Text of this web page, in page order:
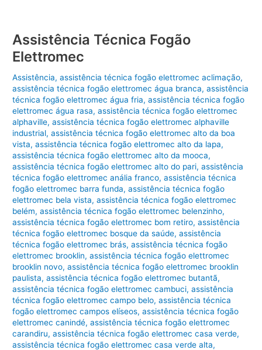
Assistência Técnica Fogão
Elettromec
Assistência,assistência técnica fogão elettromec aclimação,
assistência técnica fogão elettromec água branca,assistência
técnica fogão elettromec água fria,assistência técnica fogão
elettromec água rasa,assistência técnica fogão elettromec
alphaville,assistência técnica fogão elettromec alphaville
industrial,assistência técnica fogão elettromec alto da boa
vista,assistência técnica fogão elettromec alto da lapa,
assistência técnica fogão elettromec alto da mooca,
assistência técnica fogão elettromec alto do pari,assistência
técnica fogão elettromec anália franco,assistência técnica
fogão elettromec barra funda,assistência técnica fogão
elettromec bela vista,assistência técnica fogão elettromec
belém,assistência técnica fogão elettromec belenzinho,
assistência técnica fogão elettromec bom retiro,assistência
técnica fogão elettromec bosque da saúde,assistência
técnica fogão elettromec brás,assistência técnica fogão
elettromec brooklin,assistência técnica fogão elettromec
brooklin novo,assistência técnica fogão elettromec brooklin
paulista,assistência técnica fogão elettromec butantã,
assistência técnica fogão elettromec cambuci,assistência
técnica fogão elettromec campo belo,assistência técnica
fogão elettromec campos elíseos,assistência técnica fogão
elettromec canindé,assistência técnica fogão elettromec
carandiru,assistência técnica fogão elettromec casa verde,
assistência técnica fogão elettromec casa verde alta,